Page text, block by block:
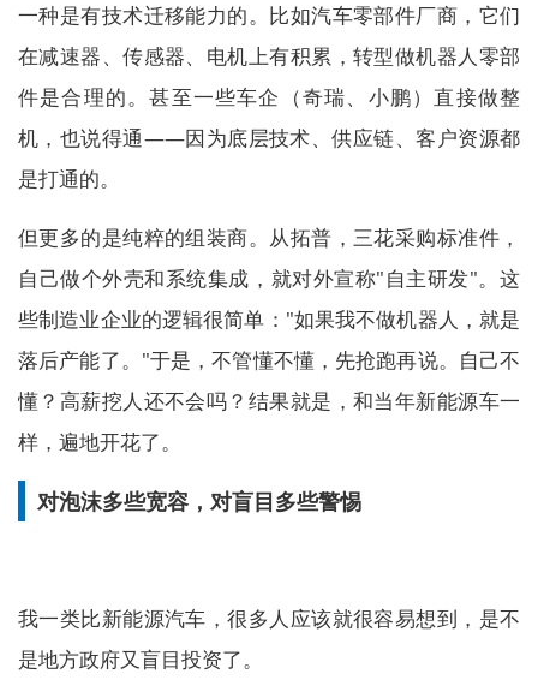
一种是有技术迁移能力的。比如汽车零部件厂商，它们
在减速器、传感器、电机上有积累，转型做机器人零部
件是合理的。甚至一些车企（奇瑞、小鹏）直接做整
机，也说得通——因为底层技术、供应链、客户资源都
是打通的。
但更多的是纯粹的组装商。从拓普，三花采购标准件，
自己做个外壳和系统集成，就对外宣称"自主研发"。这
些制造业企业的逻辑很简单："如果我不做机器人，就是
落后产能了。"于是，不管懂不懂，先抢跑再说。自己不
懂？高薪挖人还不会吗？结果就是，和当年新能源车一
样，遍地开花了。
对泡沫多些宽容，对盲目多些警惕
我一类比新能源汽车，很多人应该就很容易想到，是不
是地方政府又盲目投资了。